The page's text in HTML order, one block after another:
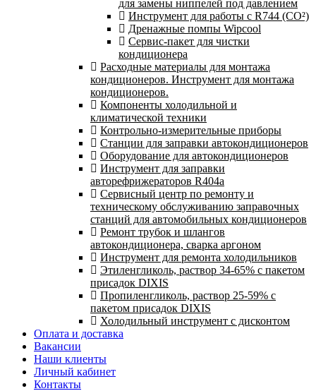
для замены ниппелей под давлением
Инструмент для работы с R744 (CO²)
Дренажные помпы Wipcool
Сервис-пакет для чистки
кондиционера
Расходные материалы для монтажа
кондиционеров. Инструмент для монтажа
кондиционеров.
Компоненты холодильной и
климатической техники
Контрольно-измерительные приборы
Станции для заправки автокондиционеров
Оборудование для автокондиционеров
Инструмент для заправки
авторефрижераторов R404a
Сервисный центр по ремонту и
техническому обслуживанию заправочных
станций для автомобильных кондиционеров
Ремонт трубок и шлангов
автокондиционера, сварка аргоном
Инструмент для ремонта холодильников
Этиленгликоль, раствор 34-65% с пакетом
присадок DIXIS
Пропиленгликоль, раствор 25-59% с
пакетом присадок DIXIS
Холодильный инструмент с дисконтом
Оплата и доставка
Вакансии
Наши клиенты
Личный кабинет
Контакты